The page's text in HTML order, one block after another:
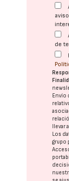
de
Envío
Los
grupo